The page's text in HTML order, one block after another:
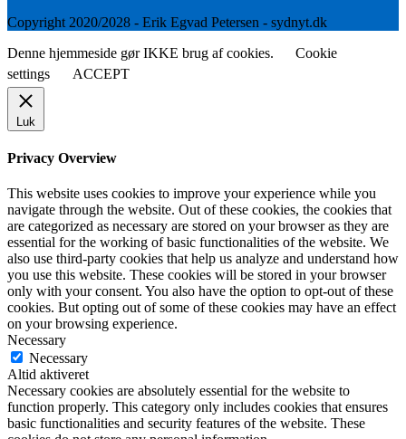
Copyright 2020/2028 - Erik Egvad Petersen - sydnyt.dk
Denne hjemmeside gør IKKE brug af cookies.
Cookie
settings
ACCEPT
Luk
Privacy Overview
This website uses cookies to improve your experience while you
navigate through the website. Out of these cookies, the cookies that
are categorized as necessary are stored on your browser as they are
essential for the working of basic functionalities of the website. We
also use third-party cookies that help us analyze and understand how
you use this website. These cookies will be stored in your browser
only with your consent. You also have the option to opt-out of these
cookies. But opting out of some of these cookies may have an effect
on your browsing experience.
Necessary
Necessary
Altid aktiveret
Necessary cookies are absolutely essential for the website to
function properly. This category only includes cookies that ensures
basic functionalities and security features of the website. These